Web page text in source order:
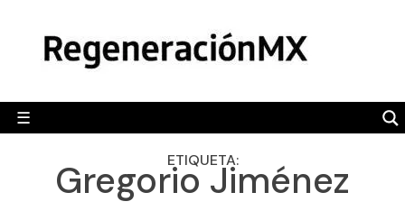
content
☰
POLÍTICA
CAMALEÓN
OPINIÓN
ETIQUETA:
Gregorio Jiménez